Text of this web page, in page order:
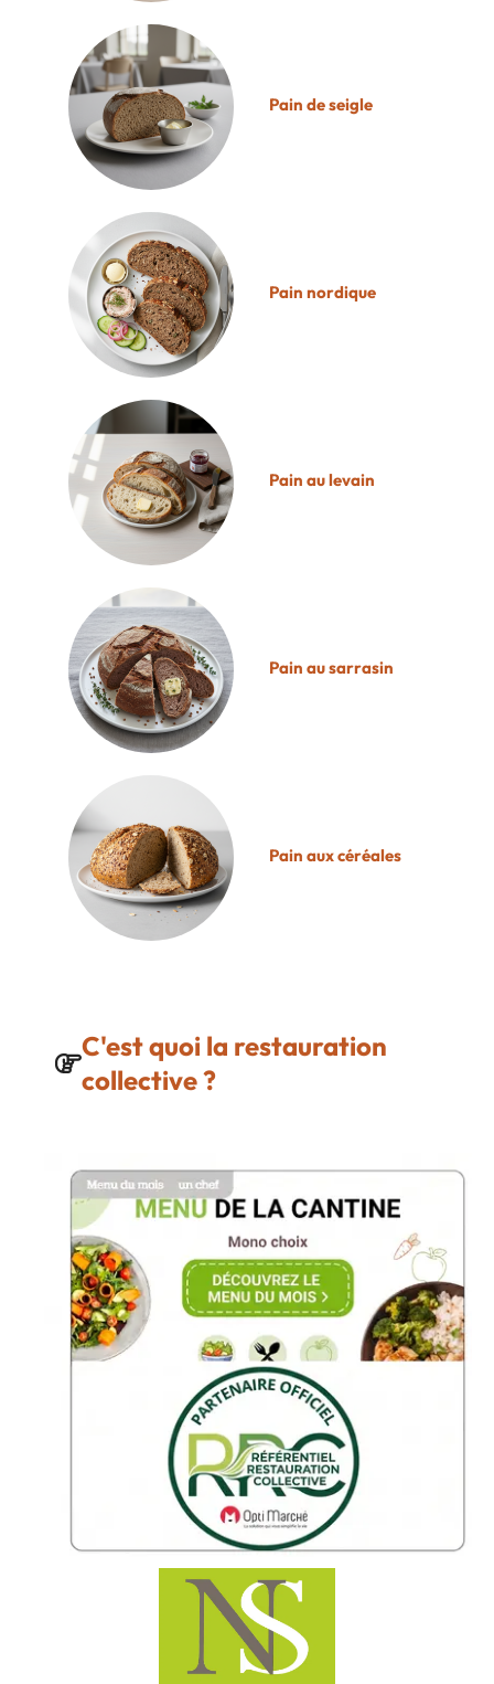
Pain de seigle
Pain nordique
Pain au levain
Pain au sarrasin
Pain aux céréales
C'est quoi la restauration
collective ?